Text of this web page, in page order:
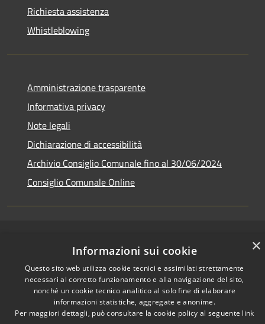
Richiesta assistenza
Whistleblowing
Amministrazione trasparente
Informativa privacy
Note legali
Dichiarazione di accessibilità
Archivio Consiglio Comunale fino al 30/06/2024
Consiglio Comunale Online
Privacy
Cookie
Mappa del sito
Colonna • Powered by
Municipium•Accesso
redazione
×
Informazioni sui cookie
Questo sito web utilizza cookie tecnici e assimilati strettamente
necessari al corretto funzionamento e alla navigazione del sito,
nonché un cookie tecnico analitico al solo fine di elaborare
informazioni statistiche, aggregate e anonime.
Per maggiori dettagli, può consultare la cookie policy al seguente link